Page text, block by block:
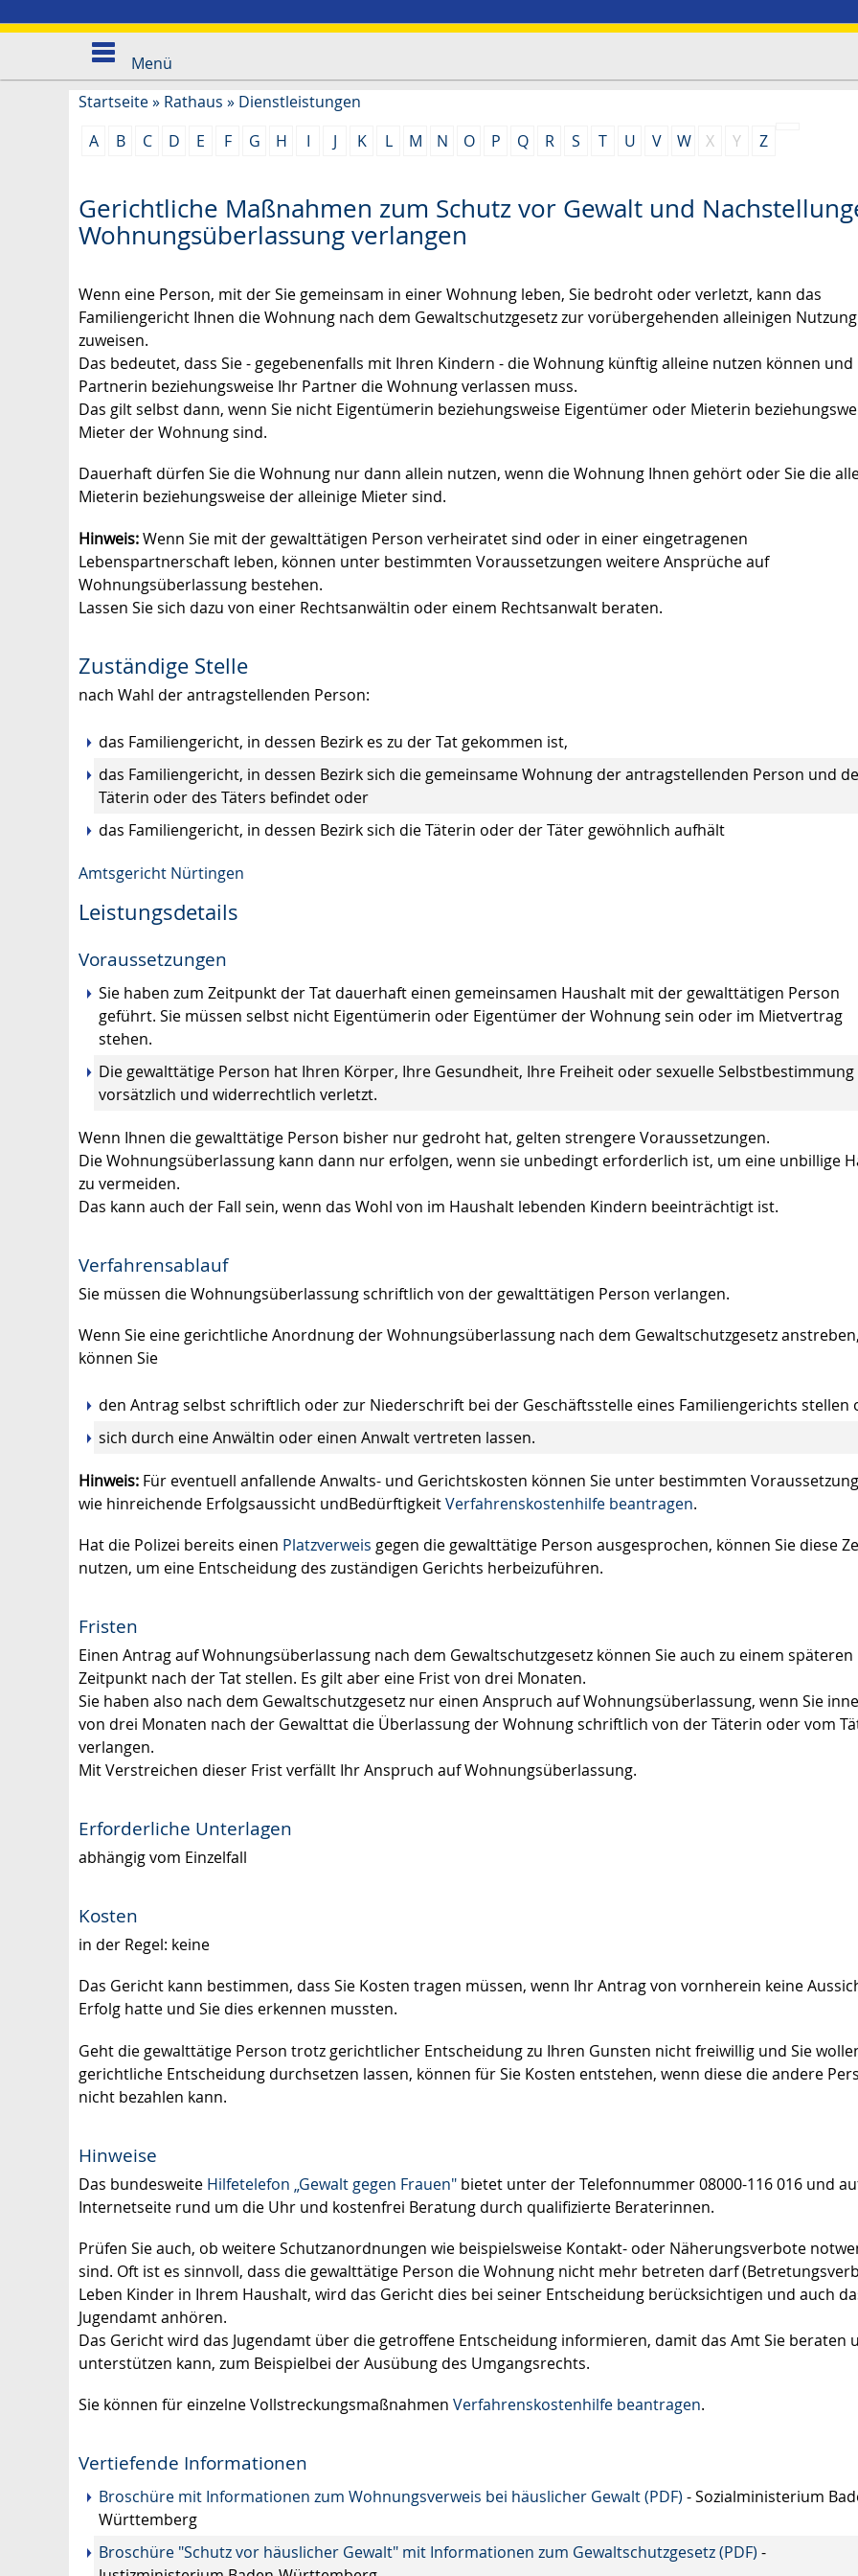
Menü
Startseite» Rathaus » Dienstleistungen
A
B C D E F G H I J K L M N O P Q R S T U V W X Y Z
Gerichtliche Maßnahmen zum Schutz vor Gewalt und
Wohnungsüberlassung verlangen
Wenn eine Person, mit der Sie gemeinsam in einer Wohnung leben, Sie bedroht oder verletzt, kann das
Familiengericht Ihnen die Wohnung nach dem Gewaltschutzgesetz zur vorübergehenden alleinigen Nutzung
zuweisen.
Das bedeutet, dass Sie - gegebenenfalls mit Ihren Kindern - die Wohnung künftig alleine nutzen können und
Partnerin beziehungsweise Ihr Partner die Wohnung verlassen muss.
Das gilt selbst dann, wenn Sie nicht Eigentümerin beziehungsweise Eigentümer oder Mieterin
Mieter der Wohnung sind.
Dauerhaft dürfen Sie die Wohnung nur dann allein nutzen, wenn die Wohnung Ihnen gehört oder Sie die
Mieterin beziehungsweise der alleinige Mieter sind.
Hinweis:Wenn Sie mit der gewalttätigen Person verheiratet sind oder in einer eingetragenen
Lebenspartnerschaft leben, können unter bestimmten Voraussetzungen weitere Ansprüche auf
Wohnungsüberlassung bestehen.
Lassen Sie sich dazu von einer Rechtsanwältin oder einem Rechtsanwalt beraten.
Zuständige Stelle
nach Wahl der antragstellenden Person:
das Familiengericht, in dessen Bezirk es zu der Tat gekommen ist,
das Familiengericht, in dessen Bezirk sich die gemeinsame Wohnung der antragstellenden Person und
Täterin oder des Täters befindet oder
das Familiengericht, in dessen Bezirk sich die Täterin oder der Täter gewöhnlich aufhält
Amtsgericht Nürtingen
Leistungsdetails
Voraussetzungen
Sie haben zum Zeitpunkt der Tat dauerhaft einen gemeinsamen Haushalt mit der gewalttätigen Person
geführt. Sie müssen selbst nicht Eigentümerin oder Eigentümer der Wohnung sein oder im Mietvertrag
stehen.
Die gewalttätige Person hat Ihren Körper, Ihre Gesundheit, Ihre Freiheit oder sexuelle Selbstbestimmung
vorsätzlich und widerrechtlich verletzt.
Wenn Ihnen die gewalttätige Person bisher nur gedroht hat, gelten strengere Voraussetzungen.
Die Wohnungsüberlassung kann dann nur erfolgen, wenn sie unbedingt erforderlich ist, um eine unbillige
zu vermeiden.
Das kann auch der Fall sein, wenn das Wohl von im Haushalt lebenden Kindern beeinträchtigt ist.
Verfahrensablauf
Sie müssen die Wohnungsüberlassung schriftlich von der gewalttätigen Person verlangen.
Wenn Sie eine gerichtliche Anordnung der Wohnungsüberlassung nach dem Gewaltschutzgesetz anstreben,
können Sie
den Antrag selbst schriftlich oder zur Niederschrift bei der Geschäftsstelle eines Familiengerichts stellen
sich durch eine Anwältin oder einen Anwalt vertreten lassen.
Hinweis: Für eventuell anfallende Anwalts- und Gerichtskosten können Sie unter bestimmten Vor
wie hinreichende Erfolgsaussicht undBedürftigkeitVerfahrenskostenhilfe beantragen.
Hat die Polizei bereits einen Platzverweis gegen die gewalttätige Person ausgesprochen, können Sie diese
nutzen, um eine Entscheidung des zuständigen Gerichts herbeizuführen.
Fristen
Einen Antrag auf Wohnungsüberlassung nach dem Gewaltschutzgesetz können Sie auch zu einem späteren
Zeitpunkt nach der Tat stellen. Es gilt aber eine Frist von drei Monaten.
Sie haben also nach dem Gewaltschutzgesetz nur einen Anspruch auf Wohnungsüberlassung, wenn Sie
von drei Monaten nach der Gewalttat die Überlassung der Wohnung schriftlich von der Täterin oder vom
verlangen.
Mit Verstreichen dieser Frist verfällt Ihr Anspruch auf Wohnungsüberlassung.
Erforderliche Unterlagen
abhängig vom Einzelfall
Kosten
in der Regel: keine
Das Gericht kann bestimmen, dass Sie Kosten tragen müssen, wenn Ihr Antrag von vornherein keine
Erfolg hatte und Sie dies erkennen mussten.
Geht die gewalttätige Person trotz gerichtlicher Entscheidung zu Ihren Gunsten nicht freiwillig und Sie
gerichtliche Entscheidung durchsetzen lassen, können für Sie Kosten entstehen, wenn diese die andere
nicht bezahlen kann.
Hinweise
Das bundesweite Hilfetelefon „Gewalt gegen Frauen" bietet unter der Telefonnummer 08000-116 016 und
Internetseite rund um die Uhr und kostenfrei Beratung durch qualifizierte Beraterinnen.
Prüfen Sie auch, ob weitere Schutzanordnungen wie beispielsweise Kontakt- oder Näherungsverbote
sind. Oft ist es sinnvoll, dass die gewalttätige Person die Wohnung nicht mehr betreten darf
Leben Kinder in Ihrem Haushalt, wird das Gericht dies bei seiner Entscheidung berücksichtigen und auch
Jugendamt anhören.
Das Gericht wird das Jugendamt über die getroffene Entscheidung informieren, damit das Amt Sie beraten
unterstützen kann, zum Beispielbei der Ausübung des Umgangsrechts.
Sie können für einzelne Vollstreckungsmaßnahmen Verfahrenskostenhilfe beantragen.
Vertiefende Informationen
Broschüre mit Informationen zum Wohnungsverweis bei häuslicher Gewalt (PDF) - Sozialministerium
Württemberg
Broschüre "Schutz vor häuslicher Gewalt" mit Informationen zum Gewaltschutzgesetz (PDF) -